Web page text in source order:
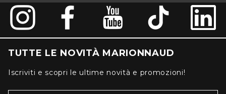
TUTTE LE NOVITÀ MARIONNAUD
Iscriviti e scopri le ultime novità e promozioni!